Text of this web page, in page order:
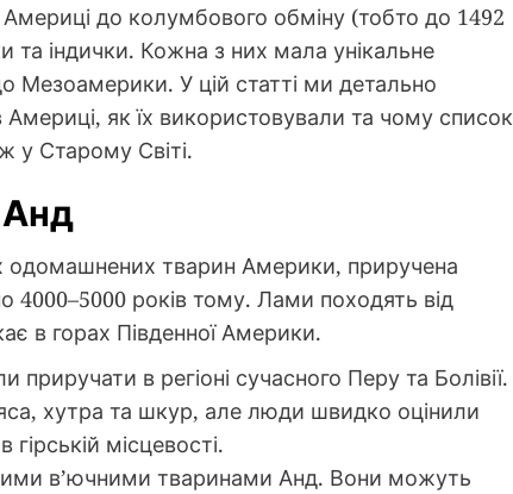
до колумбового обміну (тобто до 1492
індички. Кожна з них мала унікальне
Мезоамерики. У цій статті ми детально
як їх використовували та чому список
у Старому Світі.
одомашнених тварин Америки, приручена
років тому. Лами походять від
в горах Південної Америки.
приручати в регіоні сучасного Перу та Болівії.
хутра та шкур, але люди швидко оцінили
місцевості.
в’ючними тваринами Анд. Вони можуть